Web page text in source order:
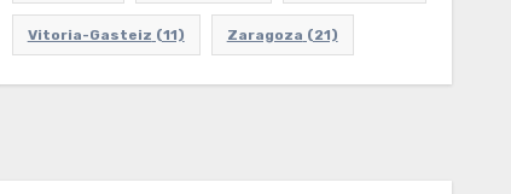
Vitoria-Gasteiz (11) Zaragoza (21)